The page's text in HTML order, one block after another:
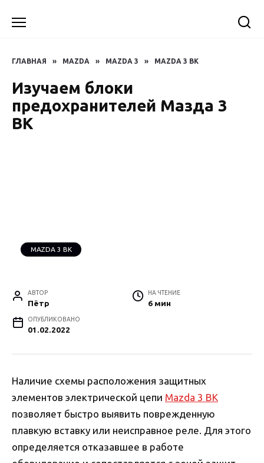
ГЛАВНАЯ » MAZDA » MAZDA 3 » MAZDA 3 BK
Изучаем блоки
предохранителей Мазда 3
BK
MAZDA 3 BK
АВТОР
Пётр
НА ЧТЕНИЕ
6 мин
ОПУБЛИКОВАНО
01.02.2022
Наличие схемы расположения защитных
элементов электрической цепи Mazda 3 BK
позволяет быстро выявить поврежденную
плавкую вставку или неисправное реле. Для этого
определяется отказавшее в работе